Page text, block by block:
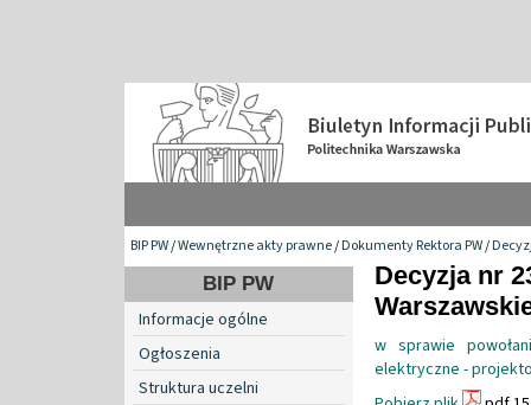
BIP PW/Wewnętrzne akty prawne/Dokumenty Rektora PW/
BIP PW
Informacje ogólne
Ogłoszenia
Struktura uczelni
Decyzja nr
w sprawie
elektryczne -